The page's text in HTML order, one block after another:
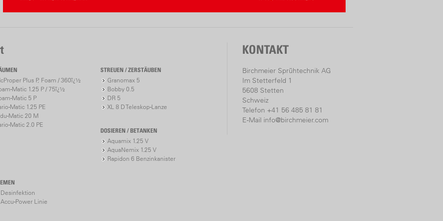
www.cordless-alliance-system.com
Plus P, Foam / 360ï¿½
Matic 1.25 P / 75ï¿½
Matic 5 P
Matic 1.25 PE
Matic 20 M
Matic 2.0 PE
STREUEN / ZERSTÄUBEN
Granomax 5
Bobby 0.5
DR 5
XL 8 D Teleskop-Lanze
DOSIEREN / BETANKEN
Aquamix 1.25 V
AquaNemix 1.25 V
Rapidon 6 Benzinkanister
Desinfektion
Accu-Power Linie
KONTAKT
Birchmeier Sprühtechnik AG
Im Stetterfeld 1
5608 Stetten
Schweiz
Telefon +41 56 485 81 81
E-Mail info@birchmeier.com